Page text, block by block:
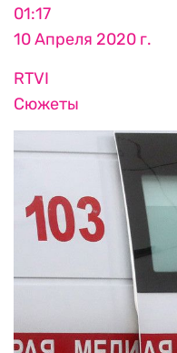
01:17
10 Апреля 2020 г.
RTVI
Сюжеты